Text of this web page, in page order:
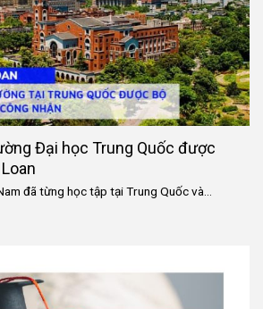
Đại học Trung Quốc được
đã từng học tập tại Trung Quốc và...